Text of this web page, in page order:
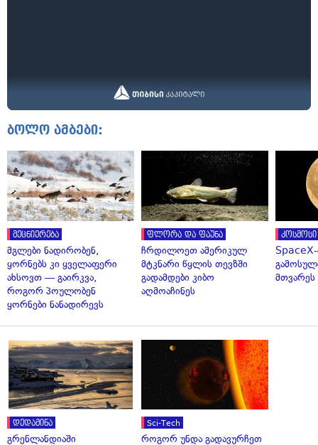
ბოლო ამბები:
მეცნიერება
მგლები ნადირობენ,
ყორნებს კი ყველაფერი
ახსოვთ — გაირკვა,
როგორ პოულობენ
ყორნები ნანადირევს
ფლორა და ფაუნა
ჩრდილოეთ ამერიკულ
მტკნარი წყლის თევზში
გადამდები კიბო
აღმოაჩინეს
კოსმოსი
მთვარეს
დედამიწა
გრენლანდიაში
Sci-Tech
როგორ უნდა გადავურჩეთ